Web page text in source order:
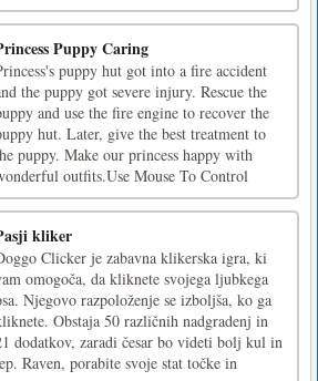
Puppy Caring
puppy hut got into a fire accident
the puppy got severe injury. Rescue the
and use the fire engine to recover the
hut. Later, give the best treatment to
puppy. Make our princess happy with
outfits.Use Mouse To Control
kliker
Clicker je zabavna klikerska igra, ki
omogoča, da kliknete svojega ljubkega
Njegovo razpoloženje se izboljša, ko ga
Obstaja 50 različnih nadgradenj in
dodatkov, zaradi česar bo videti bolj kul in
Raven, porabite svoje stat točke in